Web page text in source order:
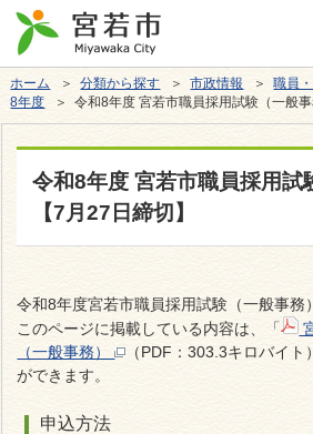
ホーム ＞分類から探す ＞市政情報 ＞職員
8年度 ＞ 令和8年度 宮若市職員採用試験（一般事
令和8年度 宮若市職員採用試
【7月27日締切】
令和8年度宮若市職員採用試験（一般事務
このページに掲載している内容は、「
（一般事務）
（PDF：303.3キロバイト）
ができます。
申込方法